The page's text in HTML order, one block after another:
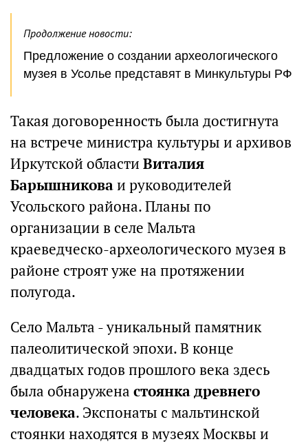
Продолжение новости:
Предложение о создании археологического
музея в Усолье представят в Минкультуры РФ
Такая договоренность была достигнута
на встрече министра культуры и архивов
Иркутской области Виталия
Барышниковаи руководителей
Усольского района. Планы по
организации в селе Мальта
краеведческо-археологического музея в
районе строят уже на протяжении
полугода.
Село Мальта - уникальный памятник
палеолитической эпохи. В конце
двадцатых годов прошлого века здесь
была обнаружена стоянка древнего
человека. Экспонаты с мальтинской
стоянки находятся в музеях Москвы и